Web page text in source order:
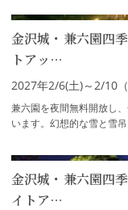
金沢城・兼六園四
トアッ…
2027年2/6(土)～2/10
兼六園を夜間無料開放し
います。幻想的な雪と雪
金沢城・兼六園四
イトア…